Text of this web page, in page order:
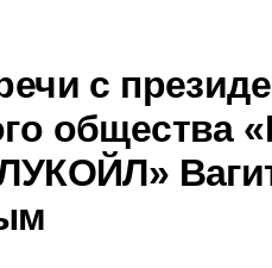
с
общества